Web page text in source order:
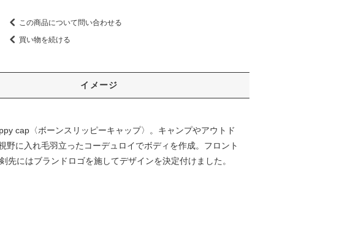
この商品について問い合わせる
買い物を続ける
イメージ
cap〈ボーンスリッピーキャップ〉。キャンプやアウトド
に入れ毛羽立ったコーデュロイでボディを作成。フロント
にはブランドロゴを施してデザインを決定付けました。